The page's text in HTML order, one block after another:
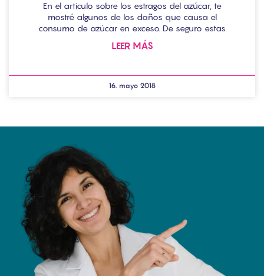
En el articulo sobre los estragos del azúcar, te
mostré algunos de los daños que causa el
consumo de azúcar en exceso. De seguro estas
LEER MÁS
16. mayo 2018